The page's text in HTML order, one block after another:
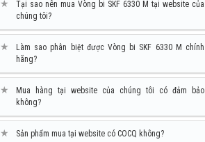
★
Tại sao nên mua Vòng bi SKF 6330 M tại website của
chúng tôi?
★
Làm sao phân biệt được Vòng bi SKF 6330 M chính
hãng?
★
Mua hàng tại website của chúng tôi có đảm bảo
không?
★ Sản phẩm mua tại website có COCQ không?